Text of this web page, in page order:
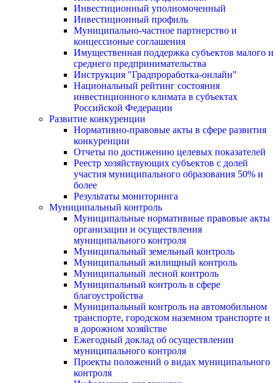
Инвестиционный уполномоченный
Инвестиционный профиль
Муниципально-частное партнерство и
концессионые соглашения
Имущественная поддержка субъектов малого и
среднего предпринимательства
Инструкция "Градпроработка-онлайн"
Национальный рейтинг состояния
инвестиционного климата в субъектах
Российской Федерации
Развитие конкуренции
Нормативно-правовые акты в сфере развития
конкуренции
Отчеты по достижению целевых показателей
Реестр хозяйствующих субъектов с долей
участия муниципального образования 50% и
более
Результаты мониторинга
Муниципальный контроль
Муниципальные нормативные правовые акты
организации и осуществления
муниципального контроля
Муниципальный земельный контроль
Муниципальный жилищный контроль
Муниципальный лесной контроль
Муниципальный контроль в сфере
благоустройства
Муниципальный контроль на автомобильном
транспорте, городском наземном транспорте и
в дорожном хозяйстве
Ежегодный доклад об осуществлении
муниципального контроля
Проекты положений о видах муниципального
контроля